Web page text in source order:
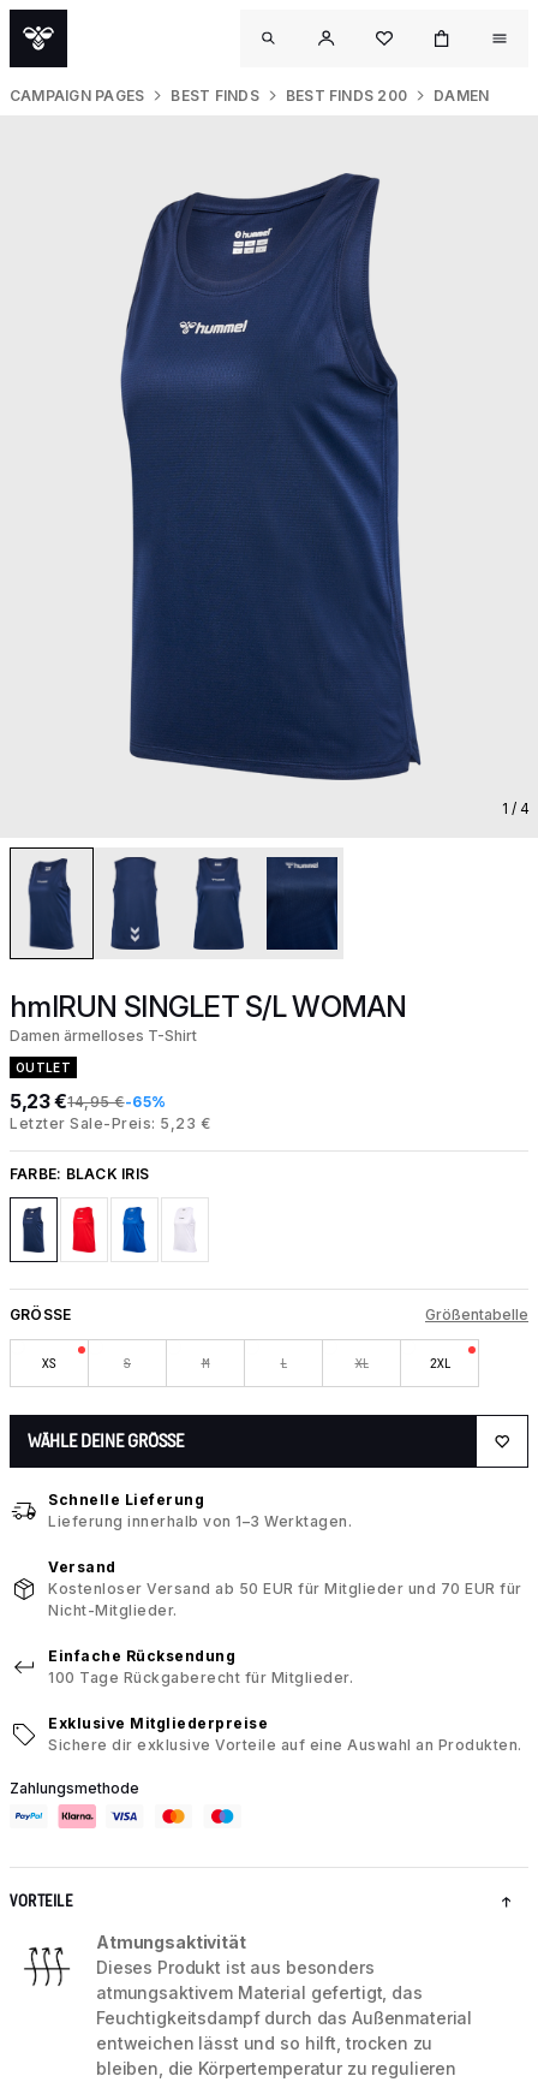
CAMPAIGN PAGES BEST FINDS BEST FINDS 200 DAMEN
1 / 4
hmlRUN SINGLET S/L WOMAN
Damen ärmelloses T-Shirt
OUTLET
5,23 €14,95 €-65%
Letzter Sale-Preis: 5,23 €
FARBE: BLACK IRIS
GRÖSSE Größentabelle
XS S M L XL 2XL
WÄHLE DEINE GRÖSSE
Schnelle Lieferung
Lieferung innerhalb von 1–3 Werktagen.
Versand
Kostenloser Versand ab 50 EUR für Mitglieder und 70 EUR für
Nicht-Mitglieder.
Einfache Rücksendung
100 Tage Rückgaberecht für Mitglieder.
Exklusive Mitgliederpreise
Sichere dir exklusive Vorteile auf eine Auswahl an Produkten.
Zahlungsmethode
VORTEILE
Atmungsaktivität
Dieses Produkt ist aus besonders
atmungsaktivem Material gefertigt, das
Feuchtigkeitsdampf durch das Außenmaterial
entweichen lässt und so hilft, trocken zu
bleiben, die Körpertemperatur zu regulieren